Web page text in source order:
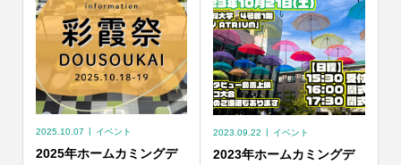
2025.10.07 イベント
2025年ホームカミングデ
2023.09.22 イベント
2023年ホームカミングデ